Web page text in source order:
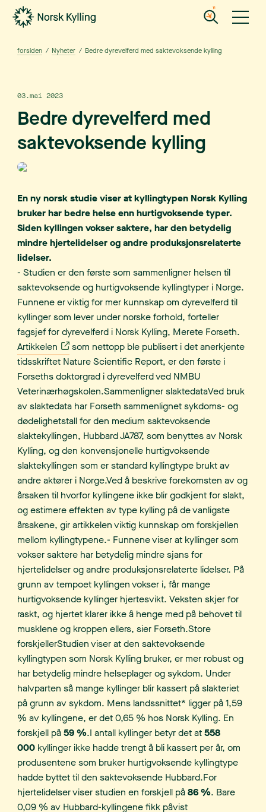
Gå til hovedinnholdet
Gå til menyen
forsiden / Nyheter / Bedre dyrevelferd med saktevoksende kylling
03.mai 2023
Bedre dyrevelferd med
saktevoksende kylling
En ny norsk studie viser at kyllingtypen Norsk Kylling
bruker har bedre helse enn hurtigvoksende typer.
Siden kyllingen vokser saktere, har den betydelig
mindre hjertelidelser og andre produksjonsrelaterte
lidelser.
- Studien er den første som sammenligner helsen til
saktevoksende og hurtigvoksende kyllingtyper i Norge.
Funnene er viktig for mer kunnskap om dyrevelferd til
kyllinger som lever under norske forhold, forteller
fagsjef for dyrevelferd i Norsk Kylling, Merete Forseth.
Artikkelen
som nettopp ble publisert i det anerkjente
tidsskriftet Nature Scientific Report, er den første i
Forseths doktorgrad i dyrevelferd ved NMBU
Veterinærhøgskolen.Sammenligner slaktedataVed bruk
av slaktedata har Forseth sammenlignet sykdoms- og
dødelighetstall for den medium saktevoksende
slaktekyllingen, Hubbard JA787, som benyttes av Norsk
Kylling, og den konvensjonelle hurtigvoksende
slaktekyllingen som er standard kyllingtype brukt av
andre aktører i Norge.Ved å beskrive forekomsten av og
årsaken til hvorfor kyllingene ikke blir godkjent for slakt,
og estimere effekten av type kylling på de vanligste
årsakene, gir artikkelen viktig kunnskap om forskjellen
mellom kyllingtypene.- Funnene viser at kyllinger som
vokser saktere har betydelig mindre sjans for
hjertelidelser og andre produksjonsrelaterte lidelser. På
grunn av tempoet kyllingen vokser i, får mange
hurtigvoksende kyllinger hjertesvikt. Veksten skjer for
raskt, og hjertet klarer ikke å henge med på behovet til
musklene og kroppen ellers, sier Forseth.Store
forskjellerStudien viser at den saktevoksende
kyllingtypen som Norsk Kylling bruker, er mer robust og
har betydelig mindre helseplager og sykdom. Under
halvparten så mange kyllinger blir kassert på slakteriet
på grunn av sykdom. Mens landssnittet* ligger på 1,59
% av kyllingene, er det 0,65 % hos Norsk Kylling. En
forskjell på59 %.I antall kyllinger betyr det at558
000 kyllinger ikke hadde trengt å bli kassert per år, om
produsentene som bruker hurtigvoksende kyllingtype
hadde byttet til den saktevoksende Hubbard.For
hjertelidelser viser studien en forskjell på86 %. Bare
0,09 % av Hubbard-kyllingene fikk påvist